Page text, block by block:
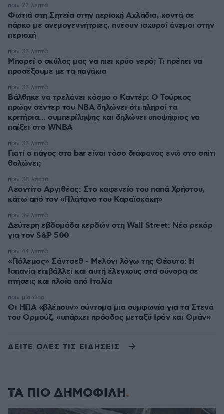
Φωτιά στη Σητεία στην περιοχή Αχλάδια, κοντά σε
πάρκο με ανεμογεννήτριες, πνέουν ισχυροί άνεμοι στην
περιοχή
πριν 22 λεπτά
Μπορεί ο σκύλος μας να πιει κρύο νερό; Τι πρέπει να
προσέξουμε με τα παγάκια
πριν 33 λεπτά
Βάλθηκε να τρελάνει κόσμο ο Καντέρ: Ο Τούρκος
πρώην σέντερ του NBA δηλώνει ότι πληροί τα
κριτήρια... συμπερίληψης και δηλώνει υποψήφιος να
παίξει στο WNBA
πριν 33 λεπτά
Γιατί ο πάγος στα bar είναι τόσο διάφανος ενώ στο σπίτι
θολώνει;
πριν 33 λεπτά
Λεοντίτο Αργιθέας: Στο καφενείο του παπά Χρήστου,
κάτω από τον «Πλάτανο του Καραϊσκάκη»
πριν 38 λεπτά
Δεύτερη εβδομάδα κερδών στη Wall Street: Νέο ρεκόρ
για τον S&P 500
πριν 39 λεπτά
«Πόλεμος» Σάντσεθ - Μελόνι λόγω της Θέουτα: Η
Ισπανία επιβάλλει και αυτή έλεγχους στα σύνορα σε
πτήσεις και πλοία από Ιταλία
πριν 44 λεπτά
Οι ΗΠΑ «βλέπουν» σύντομα μια συμφωνία για τα Στενά
του Ορμούζ, «υπάρχει πρόοδος μεταξύ Ιράν και Ομάν»
πριν μία ώρα
ΔΕΙΤΕ ΟΛΕΣ ΤΙΣ ΕΙΔΗΣΕΙΣ
ΤΑ ΠΙΟ ΔΗΜΟΦΙΛΗ